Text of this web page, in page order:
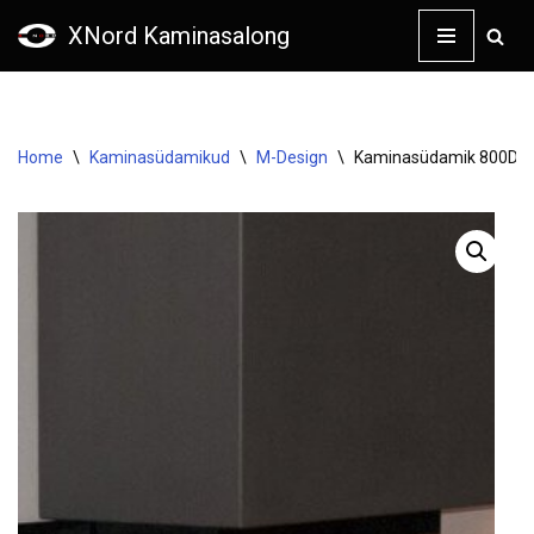
XNord Kaminasalong
Home \ Kaminasüdamikud \ M-Design \ Kaminasüdamik